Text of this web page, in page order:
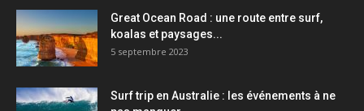
Great Ocean Road : une route entre surf,
koalas et paysages...
5 septembre 2023
Surf trip en Australie : les événements à ne